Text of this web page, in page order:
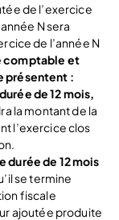
de l’exercice
N sera
de l’année N
comptable et
présentent :
de 12 mois,
la montant de la
l’exercice clos
durée de 12 mois
se termine
fiscale
ajoutée produite